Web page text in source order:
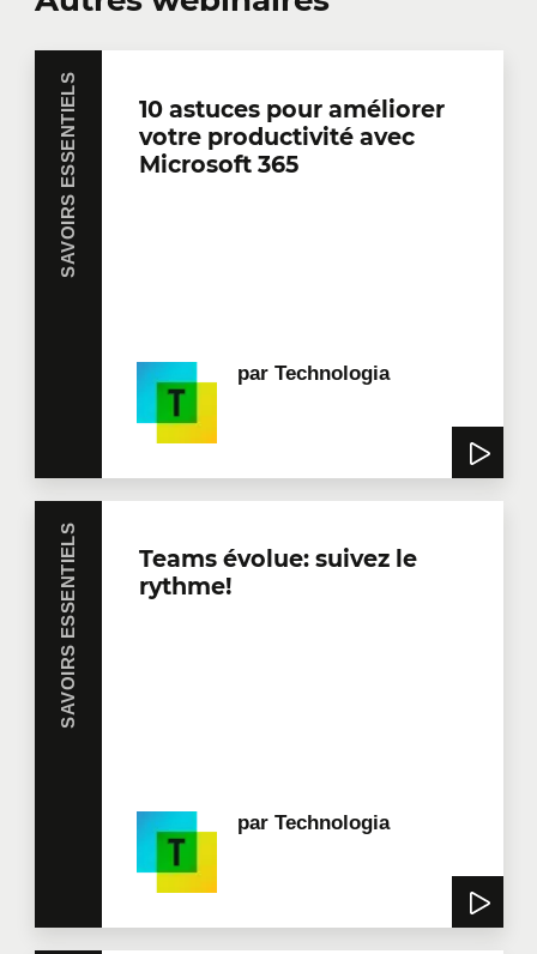
SAVOIRS ESSENTIELS
10 astuces pour améliorer
votre productivité avec
Microsoft 365
parTechnologia
SAVOIRS ESSENTIELS
Teams évolue: suivez le
rythme!
parTechnologia